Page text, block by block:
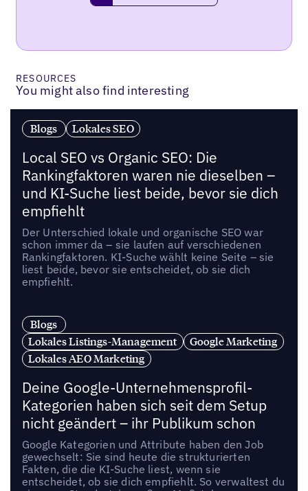
RESOURCES
You might also find interesting
Blogs Lokales SEO
Local SEO vs Organic SEO: Die
Rankingfaktoren waren nie dieselben –
und KI-Suche liest beide, bevor sie dich
empfiehlt
Der Unterschied lokale und organische SEO war
schon immer da – sie laufen auf verschiedenen
Rankingfaktoren. KI-Suche wählt keine Seite – sie
liest beide, bevor sie entscheidet, ob sie dich
empfiehlt.
Blogs
Lokales Listings-Management
Google Marketing
Lokales AEO Marketing
Deine Google-Unternehmensprofil-
Kategorien haben sich seit dem Setup
nicht geändert – ihr Publikum schon
Google Kategorien und Attribute haben den Job
gewechselt: Sie sind heute die strukturierten
Fakten, die die KI-Suche liest, wenn sie
entscheidet, ob sie dich empfiehlt. So verwaltest du